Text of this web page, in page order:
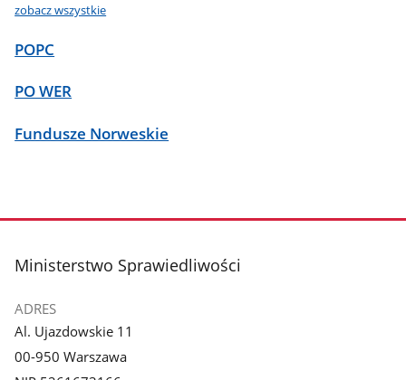
zobacz wszystkie
POPC
PO WER
Fundusze Norweskie
stopka
Ministerstwo Sprawiedliwości
ADRES
Al. Ujazdowskie 11
00-950 Warszawa